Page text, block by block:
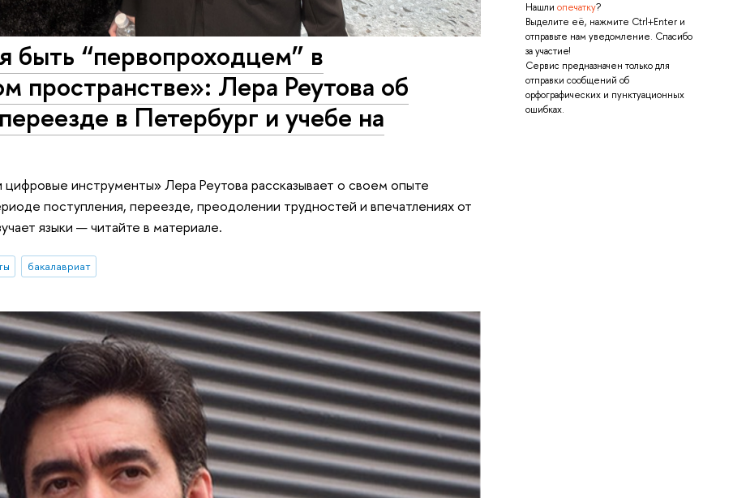
Нашли опечатку?
Выделите её, нажмите Ctrl+Enter и
отправьте нам уведомление. Спасибо
за участие!
Сервис предназначен только для
отправки сообщений об
орфографических и пунктуационных
ошибках.
быть “первопроходцем” в
пространстве»: Лера Реутова об
в Петербург и учебе на
инструменты» Лера Реутова рассказывает о своем опыте
поступления, переезде, преодолении трудностей и впечатлениях от
языки — читайте в материале.
бакалавриат